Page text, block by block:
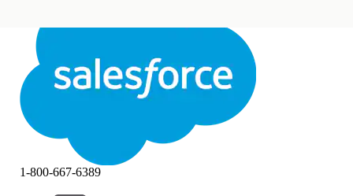
Schließen
1-800-667-6389